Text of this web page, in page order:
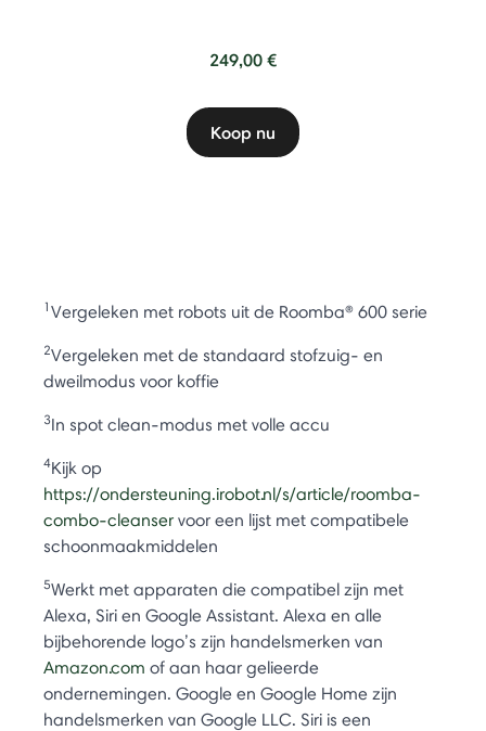
249,00 €
Koop nu
1 Vergeleken met robots uit de Roomba® 600 serie
2Vergeleken met de standaard stofzuig- en
dweilmodus voor koffie
3In spot clean-modus met volle accu
4Kijk op
https://ondersteuning.irobot.nl/s/article/roomba-
combo-cleanser voor een lijst met compatibele
schoonmaakmiddelen
5Werkt met apparaten die compatibel zijn met
Alexa, Siri en Google Assistant. Alexa en alle
bijbehorende logo’s zijn handelsmerken van
Amazon.com of aan haar gelieerde
ondernemingen. Google en Google Home zijn
handelsmerken van Google LLC. Siri is een